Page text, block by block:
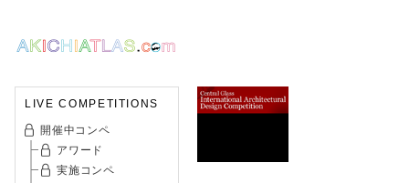
LIVE COMPETITIONS
開催中コンペ
アワード
実施コンペ